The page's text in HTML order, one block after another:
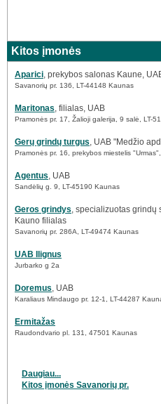
Kitos įmonės
Aparici, prekybos salonas Kaune,
Savanorių pr. 136, LT-44148 Kaunas
Maritonas, filialas, UAB
Pramonės pr. 17, Žalioji galerija, 9 salė, LT-
Gerų grindų turgus, UAB "Medžio
Pramonės pr. 16, prekybos miestelis
Agentus, UAB
Sandėlių g. 9, LT-45190 Kaunas
Geros grindys, specializuotas grindų
Kauno filialas
Savanorių pr. 286A, LT-49474 Kaunas
UAB Ilignus
Jurbarko g 2a
Doremus, UAB
Karaliaus Mindaugo pr. 12-1, LT-44287
Ermitažas
Raudondvario pl. 131, 47501 Kaunas
Daugiau...
Kitos įmonės Savanorių pr.